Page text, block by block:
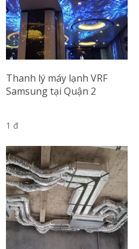
Thanh lý máy lạnh VRF
Samsung tại Quận 2
1 đ